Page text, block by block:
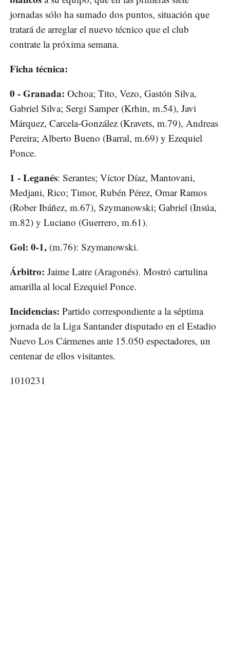
jornadas sólo ha sumado dos puntos, situación que
tratará de arreglar el nuevo técnico que el club
contrate la próxima semana.
Ficha técnica:
0 - Granada: Ochoa; Tito, Vezo, Gastón Silva,
Gabriel Silva; Sergi Samper (Krhin, m.54), Javi
Márquez, Carcela-González (Kravets, m.79), Andreas
Pereira; Alberto Bueno (Barral, m.69) y Ezequiel
Ponce.
1 - Leganés: Serantes; Víctor Díaz, Mantovani,
Medjani, Rico; Timor, Rubén Pérez, Omar Ramos
(Rober Ibáñez, m.67), Szymanowski; Gabriel (Insúa,
m.82) y Luciano (Guerrero, m.61).
Gol: 0-1, (m.76): Szymanowski.
Árbitro: Jaime Latre (Aragonés). Mostró cartulina
amarilla al local Ezequiel Ponce.
Incidencias: Partido correspondiente a la séptima
jornada de la Liga Santander disputado en el Estadio
Nuevo Los Cármenes ante 15.050 espectadores, un
centenar de ellos visitantes.
1010231